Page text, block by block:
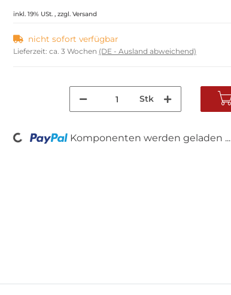
inkl. 19% USt. , zzgl. Versand
nicht sofort verfügbar
Lieferzeit: ca. 3 Wochen (DE - Ausland abweichend)
Stk
Loading... Komponenten werden geladen ...